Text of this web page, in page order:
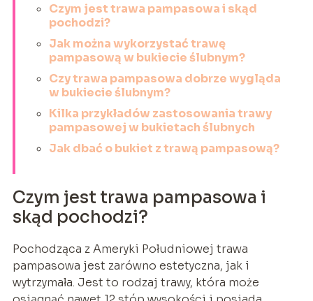
Czym jest trawa pampasowa i skąd
pochodzi?
Jak można wykorzystać trawę
pampasową w bukiecie ślubnym?
Czy trawa pampasowa dobrze wygląda
w bukiecie ślubnym?
Kilka przykładów zastosowania trawy
pampasowej w bukietach ślubnych
Jak dbać o bukiet z trawą pampasową?
Czym jest trawa pampasowa i
skąd pochodzi?
Pochodząca z Ameryki Południowej trawa
pampasowa jest zarówno estetyczna, jak i
wytrzymała. Jest to rodzaj trawy, która może